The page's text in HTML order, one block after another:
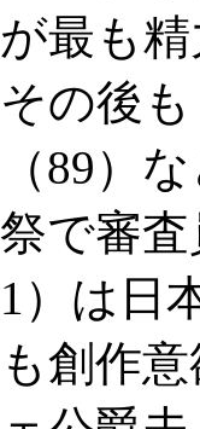
が最も
その後
（89）
祭で審
1）は日
も創作